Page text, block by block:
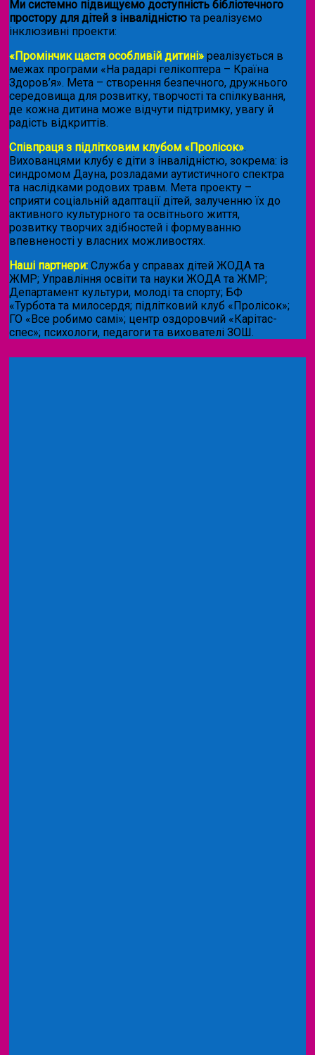
Ми системно підвищуємо доступність бібліотечного
простору для дітей з інвалідністю та реалізуємо
інклюзивні проекти:
«Промінчик щастя особливій дитині» реалізується в
межах програми «На радарі гелікоптера – Країна
Здоров’я». Мета – створення безпечного, дружнього
середовища для розвитку, творчості та спілкування,
де кожна дитина може відчути підтримку, увагу й
радість відкриттів.
Співпраця з підлітковим клубом «Пролісок».
Вихованцями клубу є діти з інвалідністю, зокрема: із
синдромом Дауна, розладами аутистичного спектра
та наслідками родових травм. Мета проекту –
сприяти соціальній адаптації дітей, залученню їх до
активного культурного та освітнього життя,
розвитку творчих здібностей і формуванню
впевненості у власних можливостях.
Наші партнери: Служба у справах дітей ЖОДА та
ЖМР; Управління освіти та науки ЖОДА та ЖМР;
Департамент культури, молоді та спорту; БФ
«Турбота та милосердя; підлітковий клуб «Пролісок»;
ГО «Все робимо самі»; центр оздоровчий «Карітас-
спес»; психологи, педагоги та вихователі ЗОШ.